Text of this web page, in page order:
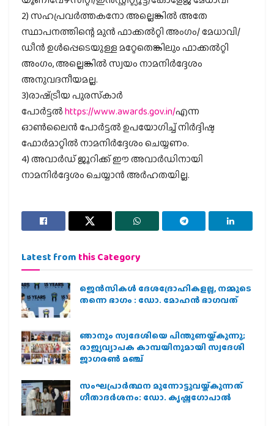
2) സഹപ്രവർത്തകനോ അല്ലെങ്കിൽ അതേ
സ്ഥാപനത്തിന്റെ മുൻ ഫാക്കൽറ്റി അംഗം/ മേധാവി/
ഡീൻ ഉൾപ്പെടെയുള്ള മറ്റേതെങ്കിലും ഫാക്കൽറ്റി
അംഗം, അല്ലെങ്കിൽ സ്വയം നാമനിർദ്ദേശം
അനുവദനീയമല്ല.
3)രാഷ്‌ട്രീയ പുരസ്‌കാർ
പോർട്ടൽhttps://www.awards.gov.in/എന്ന
ഓൺലൈൻ പോർട്ടൽ ഉപയോഗിച്ച് നിർദ്ദിഷ്ട
ഫോർമാറ്റിൽ നാമനിർദ്ദേശം ചെയ്യണം.
4) അവാർഡ് ജൂറിക്ക് ഈ അവാർഡിനായി
നാമനിർദ്ദേശം ചെയ്യാൻ അർഹതയില്ല.
Latest from this Category
ജെന്‍സികള്‍ ദേശദ്രോഹികളല്ല, നമ്മുടെ
തന്നെ ഭാഗം : ഡോ. മോഹന്‍ ഭാഗവത്
ഞാനും സ്വദേശിയെ പിന്തുണയ്ക്കുന്നു;
രാജ്യവ്യാപക കാമ്പയിനുമായി സ്വദേശി
ജാഗരണ്‍ മഞ്ച്
സംഘപ്രാര്‍ത്ഥന മുന്നോട്ടുവയ്ക്കുന്നത്
ഗീതാദര്‍ശനം: ഡോ. കൃഷ്ണഗോപാല്‍